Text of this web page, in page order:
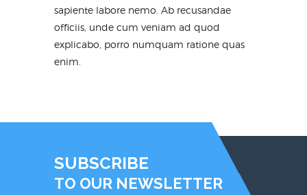
sapiente labore nemo. Ab recusandae
officiis, unde cum veniam ad quod
explicabo, porro numquam ratione quas
enim.
SUBSCRIBE
TO OUR NEWSLETTER